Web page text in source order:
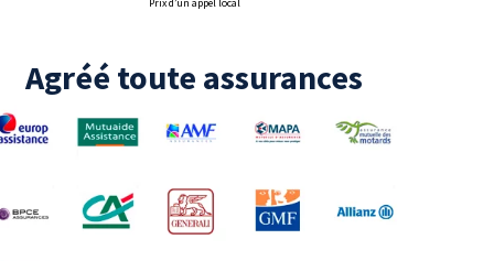
Prix d’un appel local
Agréé toute assurances